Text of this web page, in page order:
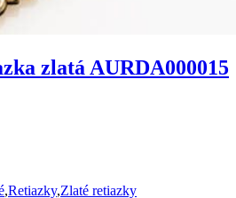
zlatá AURDA000015
,Retiazky,Zlaté retiazky